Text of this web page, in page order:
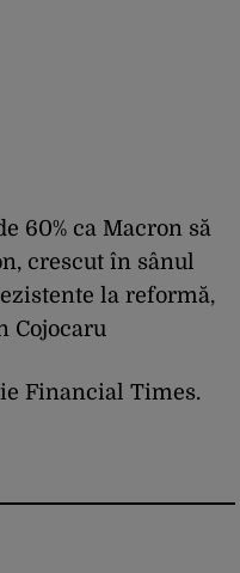
60% ca Macron să
crescut în sânul
la reformă,
Cojocaru
Financial Times.